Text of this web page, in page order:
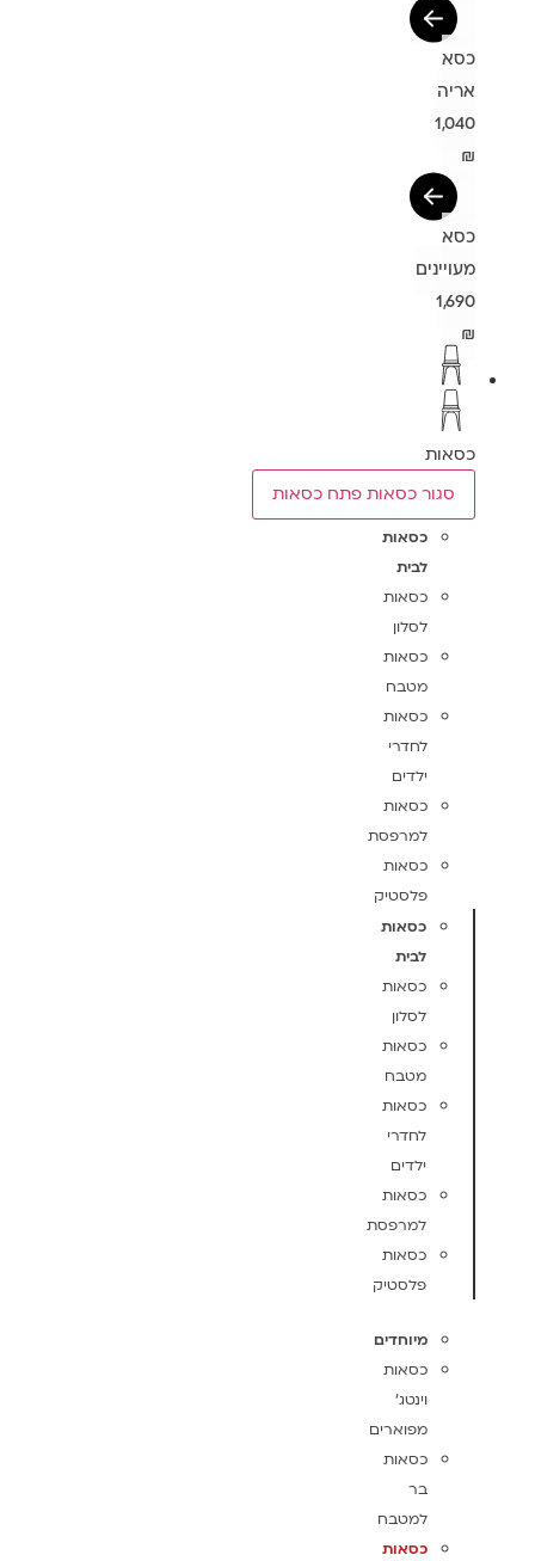
כסא
אריה
1,040
₪
כסא
מעויינים
1,690
₪
כסאות
סגור כסאות פתח כסאות
כסאות
לבית
כסאות
לסלון
כסאות
מטבח
כסאות
לחדרי
ילדים
כסאות
למרפסת
כסאות
פלסטיק
כסאות
לבית
כסאות
לסלון
כסאות
מטבח
כסאות
לחדרי
ילדים
כסאות
למרפסת
כסאות
פלסטיק
מיוחדים
כסאות
וינטג'
מפוארים
כסאות
בר
למטבח
כסאות